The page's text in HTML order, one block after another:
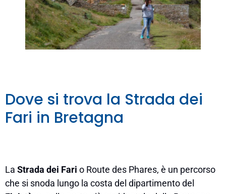
Dove si trova la Strada dei
Fari in Bretagna
La Strada dei Fari o Route des Phares, è un percorso
che si snoda lungo la costa del dipartimento del